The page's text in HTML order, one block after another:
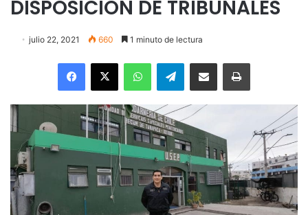
DISPOSICIÓN DE TRIBUNALES
julio 22, 2021 660 1 minuto de lectura
Facebook
X WhatsAppTelegramEnviar vía email Imprimir